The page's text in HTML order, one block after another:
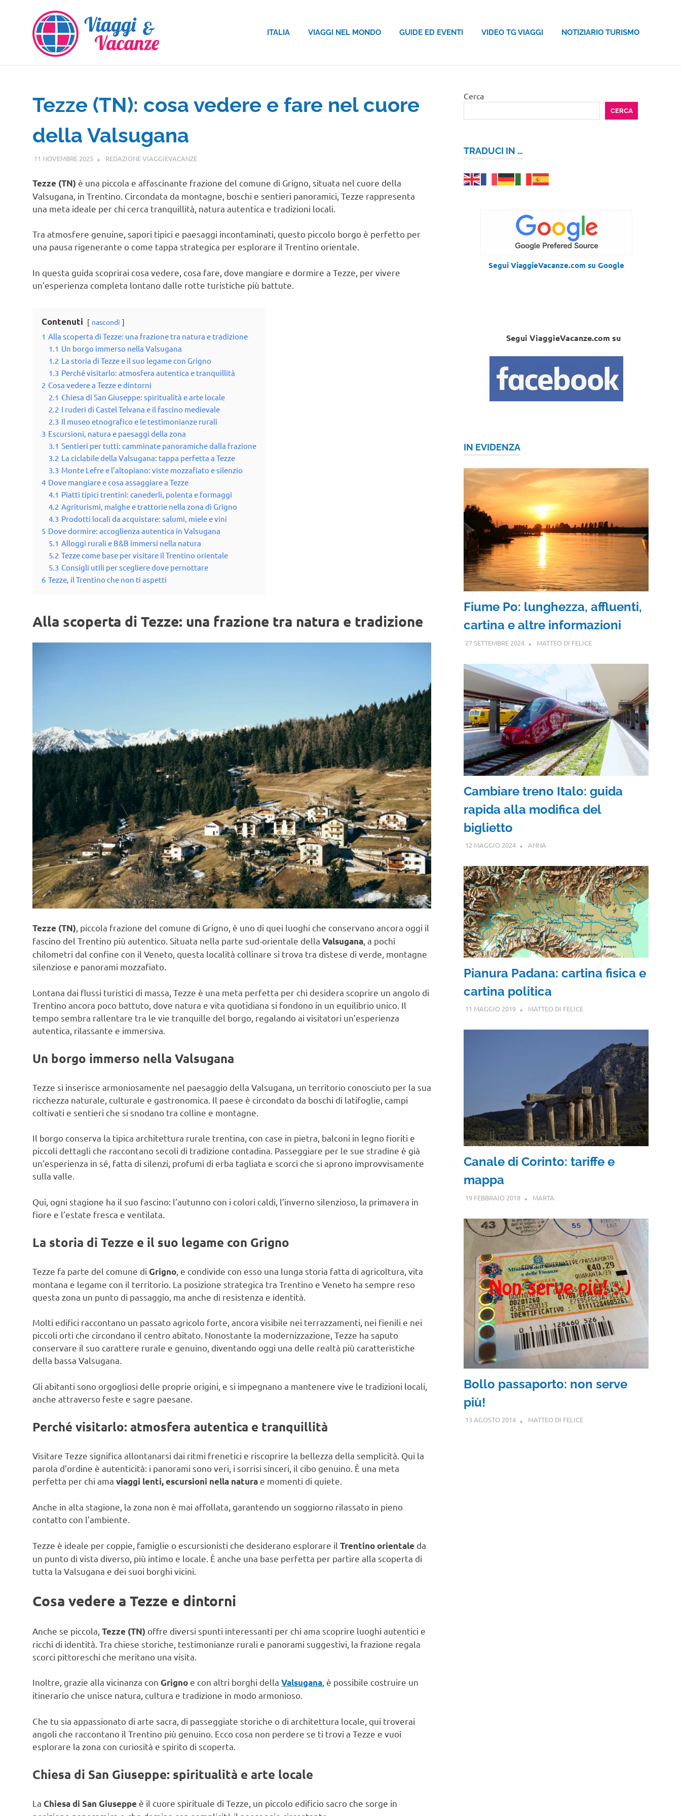
contenuto
ITALIA VIAGGI NEL MONDO GUIDE ED EVENTI VIDEO TG VIAGGI NOTIZIARIO TURISMO
Tezze (TN): cosa vedere e fare nel cuore
della Valsugana
11 NOVEMBRE 2025 REDAZIONE VIAGGIEVACANZEGUIDE
Tezze (TN) è una piccola e affascinante frazione del comune di Grigno, situata nel cuore della
Valsugana, in Trentino. Circondata da montagne, boschi e sentieri panoramici, Tezze rappresenta
una meta ideale per chi cerca tranquillità, natura autentica e tradizioni locali.
Tra atmosfere genuine, sapori tipici e paesaggi incontaminati, questo piccolo borgo è perfetto per
una pausa rigenerante o come tappa strategica per esplorare il Trentino orientale.
In questa guida scoprirai cosa vedere, cosa fare, dove mangiare e dormire a Tezze, per vivere
un’esperienza completa lontano dalle rotte turistiche più battute.
Contenuti nascondi
1 Alla scoperta di Tezze: una frazione tra natura e tradizione
1.1 Un borgo immerso nella Valsugana
1.2 La storia di Tezze e il suo legame con Grigno
1.3 Perché visitarlo: atmosfera autentica e tranquillità
2 Cosa vedere a Tezze e dintorni
2.1 Chiesa di San Giuseppe: spiritualità e arte locale
2.2 I ruderi di Castel Telvana e il fascino medievale
2.3 Il museo etnografico e le testimonianze rurali
3 Escursioni, natura e paesaggi della zona
3.1 Sentieri per tutti: camminate panoramiche dalla frazione
3.2 La ciclabile della Valsugana: tappa perfetta a Tezze
3.3 Monte Lefre e l’altopiano: viste mozzafiato e silenzio
4 Dove mangiare e cosa assaggiare a Tezze
4.1 Piatti tipici trentini: canederli, polenta e formaggi
4.2 Agriturismi, malghe e trattorie nella zona di Grigno
4.3 Prodotti locali da acquistare: salumi, miele e vini
5 Dove dormire: accoglienza autentica in Valsugana
5.1 Alloggi rurali e B&B immersi nella natura
5.2 Tezze come base per visitare il Trentino orientale
5.3 Consigli utili per scegliere dove pernottare
6 Tezze, il Trentino che non ti aspetti
Alla scoperta di Tezze: una frazione tra natura e tradizione
Tezze (TN), piccola frazione del comune di Grigno, è uno di quei luoghi che conservano ancora oggi il
fascino del Trentino più autentico. Situata nella parte sud-orientale della Valsugana, a pochi
chilometri dal confine con il Veneto, questa località collinare si trova tra distese di verde, montagne
silenziose e panorami mozzafiato.
Lontana dai flussi turistici di massa, Tezze è una meta perfetta per chi desidera scoprire un angolo di
Trentino ancora poco battuto, dove natura e vita quotidiana si fondono in un equilibrio unico. Il
tempo sembra rallentare tra le vie tranquille del borgo, regalando ai visitatori un’esperienza
autentica, rilassante e immersiva.
Un borgo immerso nella Valsugana
Tezze si inserisce armoniosamente nel paesaggio della Valsugana, un territorio conosciuto per la sua
ricchezza naturale, culturale e gastronomica. Il paese è circondato da boschi di latifoglie, campi
coltivati e sentieri che si snodano tra colline e montagne.
Il borgo conserva la tipica architettura rurale trentina, con case in pietra, balconi in legno fioriti e
piccoli dettagli che raccontano secoli di tradizione contadina. Passeggiare per le sue stradine è già
un’esperienza in sé, fatta di silenzi, profumi di erba tagliata e scorci che si aprono improvvisamente
sulla valle.
Qui, ogni stagione ha il suo fascino: l’autunno con i colori caldi, l’inverno silenzioso, la primavera in
fiore e l’estate fresca e ventilata.
La storia di Tezze e il suo legame con Grigno
Tezze fa parte del comune di Grigno , e condivide con esso una lunga storia fatta di agricoltura, vita
montana e legame con il territorio. La posizione strategica tra Trentino e Veneto ha sempre reso
questa zona un punto di passaggio, ma anche di resistenza e identità.
Molti edifici raccontano un passato agricolo forte, ancora visibile nei terrazzamenti, nei fienili e nei
piccoli orti che circondano il centro abitato. Nonostante la modernizzazione, Tezze ha saputo
conservare il suo carattere rurale e genuino, diventando oggi una delle realtà più caratteristiche
della bassa Valsugana.
Gli abitanti sono orgogliosi delle proprie origini, e si impegnano a mantenere vive le tradizioni locali,
anche attraverso feste e sagre paesane.
Perché visitarlo: atmosfera autentica e tranquillità
Visitare Tezze significa allontanarsi dai ritmi frenetici e riscoprire la bellezza della semplicità. Qui la
parola d’ordine è autenticità: i panorami sono veri, i sorrisi sinceri, il cibo genuino. È una meta
perfetta per chi ama viaggi lenti, escursioni nella natura e momenti di quiete.
Anche in alta stagione, la zona non è mai affollata, garantendo un soggiorno rilassato in pieno
contatto con l’ambiente.
Tezze è ideale per coppie, famiglie o escursionisti che desiderano esplorare il Trentino orientale da
un punto di vista diverso, più intimo e locale. È anche una base perfetta per partire alla scoperta di
tutta la Valsugana e dei suoi borghi vicini.
Cosa vedere a Tezze e dintorni
Anche se piccola, Tezze (TN) offre diversi spunti interessanti per chi ama scoprire luoghi autentici e
ricchi di identità. Tra chiese storiche, testimonianze rurali e panorami suggestivi, la frazione regala
scorci pittoreschi che meritano una visita.
Inoltre, grazie alla vicinanza con Grigno e con altri borghi della Valsugana, è possibile costruire un
itinerario che unisce natura, cultura e tradizione in modo armonioso.
Che tu sia appassionato di arte sacra, di passeggiate storiche o di architettura locale, qui troverai
angoli che raccontano il Trentino più genuino. Ecco cosa non perdere se ti trovi a Tezze e vuoi
esplorare la zona con curiosità e spirito di scoperta.
Chiesa di San Giuseppe: spiritualità e arte locale
La Chiesa di San Giuseppe è il cuore spirituale di Tezze, un piccolo edificio sacro che sorge in
Cerca
CERCA
TRADUCI IN …
Segui ViaggieVacanze.com su Google
Segui ViaggieVacanze.com su
IN EVIDENZA
Fiume Po: lunghezza, affluenti,
cartina e altre informazioni
27 SETTEMBRE 2024 MATTEO DI FELICE
Cambiare treno Italo: guida
rapida alla modifica del
biglietto
12 MAGGIO 2024 ANNA
Pianura Padana: cartina fisica e
cartina politica
11 MAGGIO 2019 MATTEO DI FELICE
Canale di Corinto: tariffe e
mappa
19 FEBBRAIO 2018 MARTA
Bollo passaporto: non serve
più!
13 AGOSTO 2014 MATTEO DI FELICE